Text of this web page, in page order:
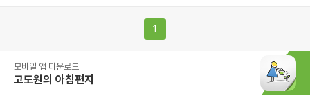
1
모바일 앱 다운로드
고도원의 아침편지